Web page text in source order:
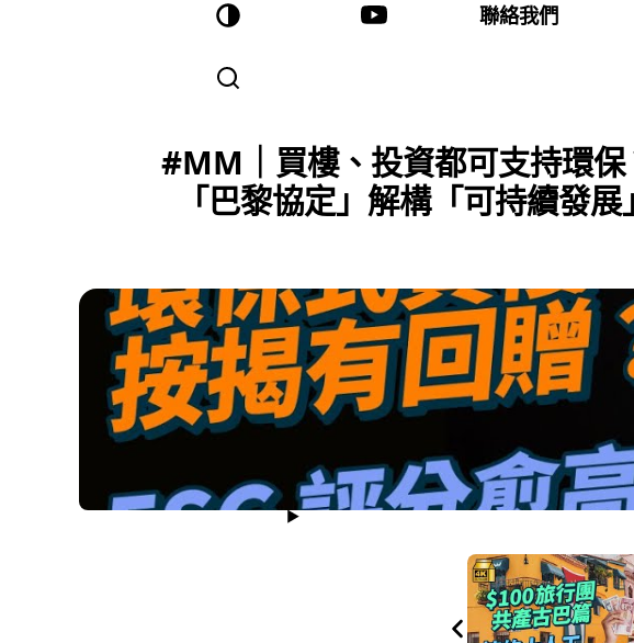
聯絡我們
#MM｜買樓、投資都可支持環
「巴黎協定」解構「可持續發